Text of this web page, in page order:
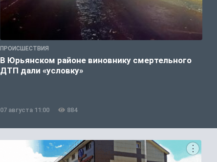
ПРОИСШЕСТВИЯ
В Юрьянском районе виновнику смертельного
ДТП дали «условку»
07 августа 11:00 884